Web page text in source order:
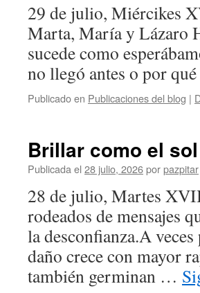
29 de julio, Miércikes
Marta, María y Lázaro
sucede como
no llegó antes o por
Publicado en Publicaciones del blog |
Brillar como el sol
Publicada el 28 julio, 2026porpazpitar
28 de julio, Martes
rodeados de mensajes
la desconfianza.A
daño crece con mayor
también germinan …